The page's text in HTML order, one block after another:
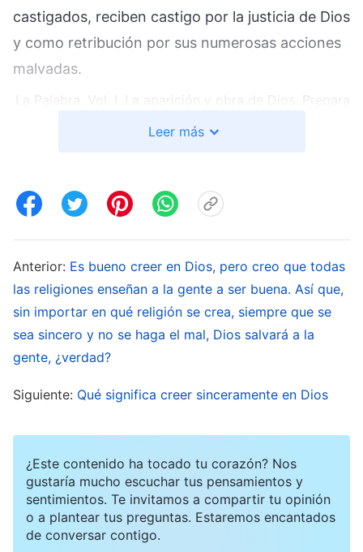
castigados, reciben castigo por la justicia de Dios
y como retribución por sus numerosas acciones
malvadas.
La Palabra, Vol. I. La aparición y obra de Dios. Prepara
suficientes buenas obras para tu destino
comportamiento son insostenibles. Si no hay
verdadera cara. Esto se debe a que los cambios
de conducta proceden de su fervor y, unido a
algo de obra realizada por el Espíritu Santo en
ese momento, se vuelve extremadamente fácil
para ellas ser fervientes o mostrar buenas
no creyentes: “Hacer algo bueno es fácil; lo difícil
es llevar toda una vida de hacer cosas buenas”.
¿Por qué son las personas incapaces de hacer
cosas buenas a lo largo de su vida? Porque son
por naturaleza malvadas, egoístas y corruptas.
Leer más
Anterior: Es bueno creer en Dios, pero creo que todas
las religiones enseñan a la gente a ser buena. Así que,
sin importar en qué religión se crea, siempre que se
sea sincero y no se haga el mal, Dios salvará a la
gente, ¿verdad?
Siguiente: Qué significa creer sinceramente en Dios
¿Este contenido ha tocado tu corazón? Nos
gustaría mucho escuchar tus pensamientos y
sentimientos. Te invitamos a compartir tu opinión
o a plantear tus preguntas. Estaremos encantados
de conversar contigo.